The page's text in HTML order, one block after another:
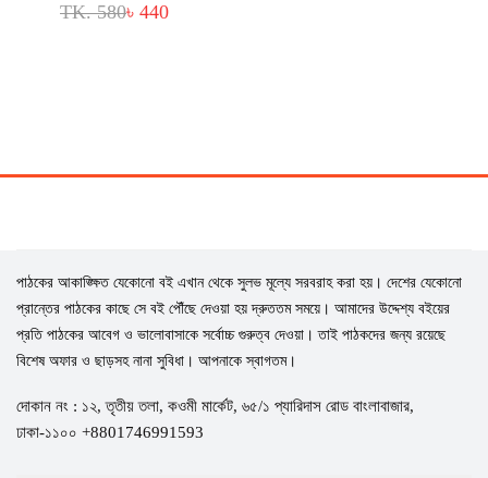
TK. 580৳ 440
পাঠকের আকাঙ্ক্ষিত যেকোনো বই এখান থেকে সুলভ মূল্যে সরবরাহ করা হয়। দেশের যেকোনো
প্রান্তের পাঠকের কাছে সে বই পৌঁছে দেওয়া হয় দ্রুততম সময়ে। আমাদের উদ্দেশ্য বইয়ের
প্রতি পাঠকের আবেগ ও ভালোবাসাকে সর্বোচ্চ গুরুত্ব দেওয়া। তাই পাঠকদের জন্য রয়েছে
বিশেষ অফার ও ছাড়সহ নানা সুবিধা। আপনাকে স্বাগতম।
দোকান নং : ১২, তৃতীয় তলা, কওমী মার্কেট, ৬৫/১ প্যারিদাস রোড বাংলাবাজার,
ঢাকা-১১০০ +8801746991593